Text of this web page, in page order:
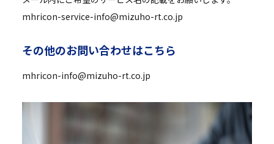
mhricon-service-info@mizuho-rt.co.jp
その他のお問い合わせはこちら
mhricon-info@mizuho-rt.co.jp